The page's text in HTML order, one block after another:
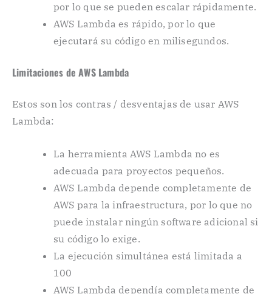
por lo que se pueden escalar rápidamente.
AWS Lambda es rápido, por lo que
ejecutará su código en milisegundos.
Limitaciones de AWS Lambda
Estos son los contras / desventajas de usar AWS
Lambda:
La herramienta AWS Lambda no es
adecuada para proyectos pequeños.
AWS Lambda depende completamente de
AWS para la infraestructura, por lo que no
puede instalar ningún software adicional si
su código lo exige.
La ejecución simultánea está limitada a
100
AWS Lambda dependía completamente de